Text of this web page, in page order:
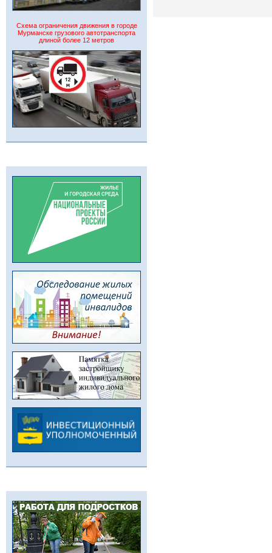
Схема ограничения движения в городе
Мурманске грузового автотранспорта
длиной более 12 метров